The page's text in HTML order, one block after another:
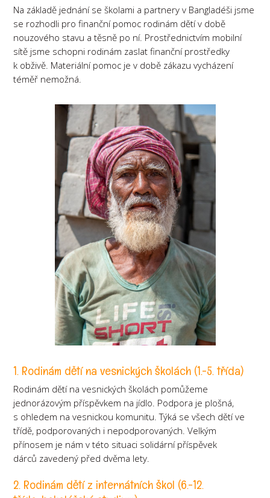
Na základě jednání se školami a partnery v Bangladéši jsme
se rozhodli pro finanční pomoc rodinám dětí v době
nouzového stavu a těsně po ní. Prostřednictvím mobilní
sítě jsme schopni rodinám zaslat finanční prostředky
k obživě. Materiální pomoc je v době zákazu vycházení
téměř nemožná.
1. Rodinám dětí na vesnických školách (1.-5. třída)
Rodinám dětí na vesnických školách pomůžeme
jednorázovým příspěvkem na jídlo. Podpora je plošná,
s ohledem na vesnickou komunitu. Týká se všech dětí ve
třídě, podporovaných i nepodporovaných. Velkým
přínosem je nám v této situaci solidární příspěvek
dárců zavedený před dvěma lety.
2. Rodinám dětí z internátních škol (6.-12.